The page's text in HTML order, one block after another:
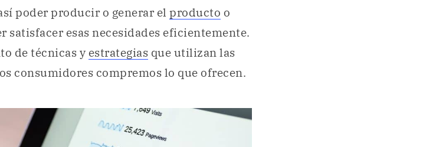
poder producir o generar el producto o
satisfacer esas necesidades eficientemente.
de técnicas y estrategias que utilizan las
consumidores compremos lo que ofrecen.